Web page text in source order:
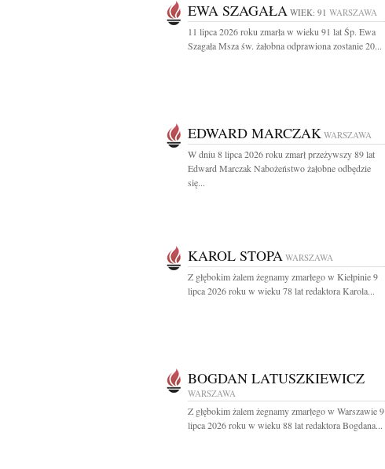
EWA SZAGAŁA WIEK: 91 WARSZAWA
11 lipca 2026 roku zmarła w wieku 91 lat Śp. Ewa
Szagała Msza św. żałobna odprawiona zostanie 20...
EDWARD MARCZAK WARSZAWA
W dniu 8 lipca 2026 roku zmarł przeżywszy 89 lat
Edward Marczak Nabożeństwo żałobne odbędzie
się...
KAROL STOPA WARSZAWA
Z głębokim żalem żegnamy zmarłego w Kiełpinie 9
lipca 2026 roku w wieku 78 lat redaktora Karola...
BOGDAN LATUSZKIEWICZ
WARSZAWA
Z głębokim żalem żegnamy zmarłego w Warszawie 9
lipca 2026 roku w wieku 88 lat redaktora Bogdana...